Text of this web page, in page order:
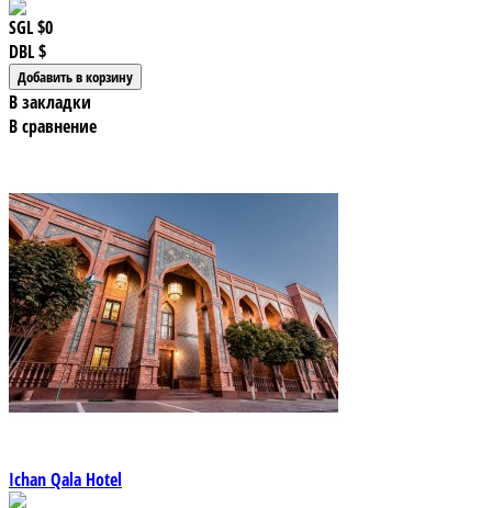
SGL$0
DBL$
В закладки
В сравнение
Ichan Qala Hotel